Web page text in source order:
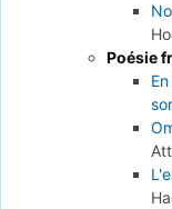
Poésie